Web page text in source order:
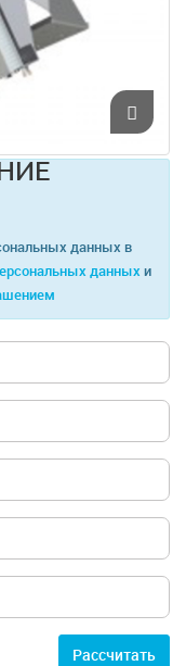
данных в
данных и
Расcчитать